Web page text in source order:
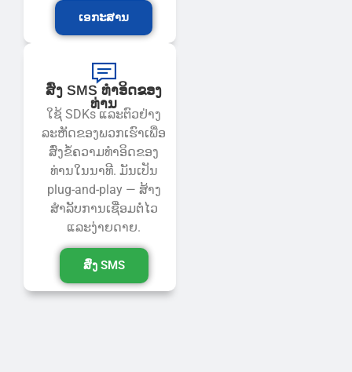
ເອກະສານ
ສົ່ງ SMS ທໍາອິດຂອງ
ທ່ານ
ໃຊ້ SDKs ແລະຕົວຢ່າງ
ລະຫັດຂອງພວກເຮົາເພື່ອ
ສົ່ງຂໍ້ຄວາມທໍາອິດຂອງ
ທ່ານໃນນາທີ. ມັນ​ເປັນ
plug-and-play — ສ້າງ​
ສໍາ​ລັບ​ການ​ເຊື່ອມ​ຕໍ່​ໄວ​
ແລະ​ງ່າຍ​ດາຍ​.
ສົ່ງ SMS